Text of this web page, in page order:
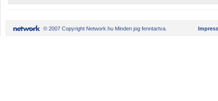
© 2007 Copyright Network.hu Minden jog fenntartva.